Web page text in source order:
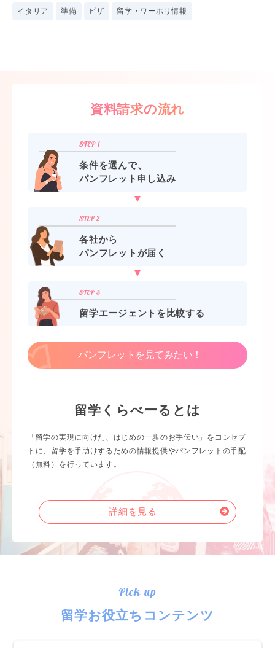
イタリア 準備 ビザ 留学・ワーホリ情報
資料請求の流れ
条件を選んで、
パンフレット申し込み
各社から
パンフレットが届く
留学エージェントを比較する
パンフレットを見てみたい！
留学くらべーるとは
「留学の実現に向けた、はじめの一歩のお手伝い」をコンセプ
トに、留学を手助けするための情報提供やパンフレットの手配
（無料）を行っています。
詳細を見る
Pick up
留学お役立ちコンテンツ